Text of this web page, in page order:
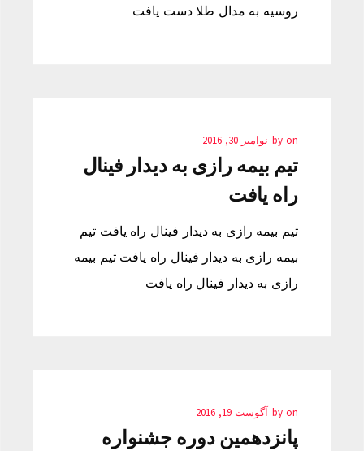
روسیه به مدال طلا دست یافت
by on نوامبر 30, 2016
تیم بیمه رازی به دیدار فینال
راه یافت
تیم بیمه رازی به دیدار فینال راه یافت تیم
بیمه رازی به دیدار فینال راه یافت تیم بیمه
رازی به دیدار فینال راه یافت
by on آگوست 19, 2016
پانزدهمین دوره جشنواره